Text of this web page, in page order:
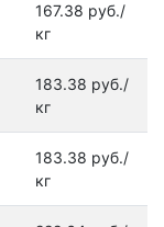
167.38 руб./
кг
183.38 руб./
кг
183.38 руб./
кг